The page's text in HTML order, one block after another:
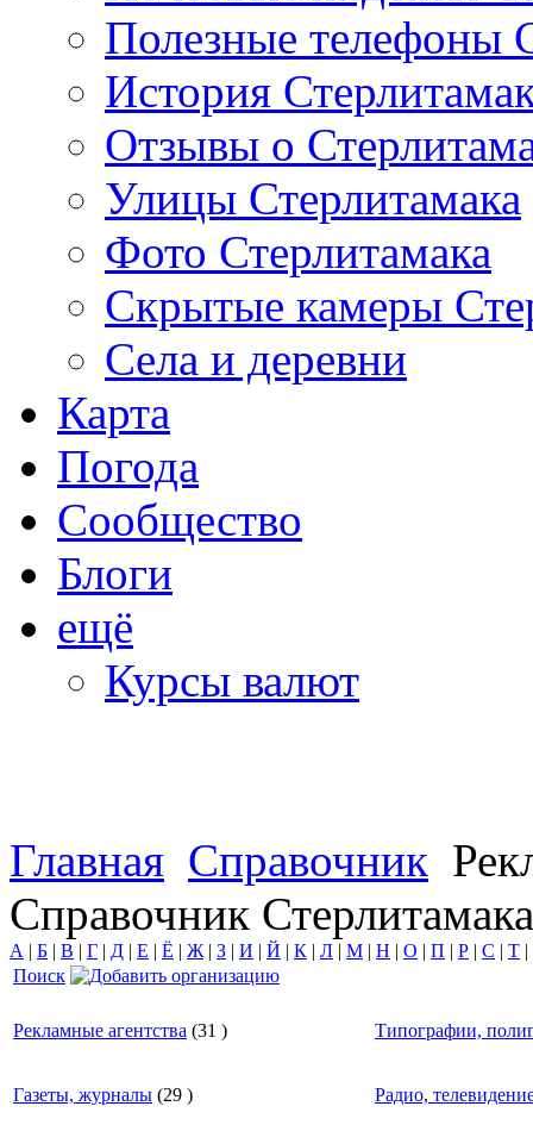
Полезные телефоны
История
Отзывы о
Улицы Стерлитамака
Фото Стерлитамака
Скрытые камеры
Села и деревни
Карта
Погода
Сообщество
Блоги
ещё
Курсы валют
Главная Справочник
Справочник Стерлитамака
А | Б | В | Г | Д | Е | Ё | Ж | З | И | Й | К | Л | М | Н | О | П | Р | С | Т |
Поиск
Рекламные агентства (31 ) Типографии,
Газеты, журналы (29 ) Радио,